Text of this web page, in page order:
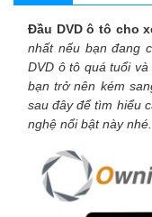
Đầu DVD ô tô cho
nhất nếu bạn đang
DVD ô tô quá tuổi
bạn trở nên kém
sau đây để tìm hiểu
nghệ nổi bật này nhé.